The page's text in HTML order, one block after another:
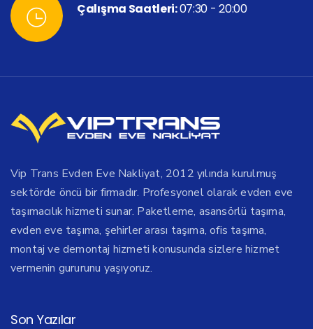
Çalışma Saatleri:07:30 - 20:00
Vip Trans Evden Eve Nakliyat, 2012 yılında kurulmuş
sektörde öncü bir firmadır. Profesyonel olarak evden eve
taşımacılık hizmeti sunar. Paketleme, asansörlü taşıma,
evden eve taşıma, şehirler arası taşıma, ofis taşıma,
montaj ve demontaj hizmeti konusunda sizlere hizmet
vermenin gururunu yaşıyoruz.
Son Yazılar